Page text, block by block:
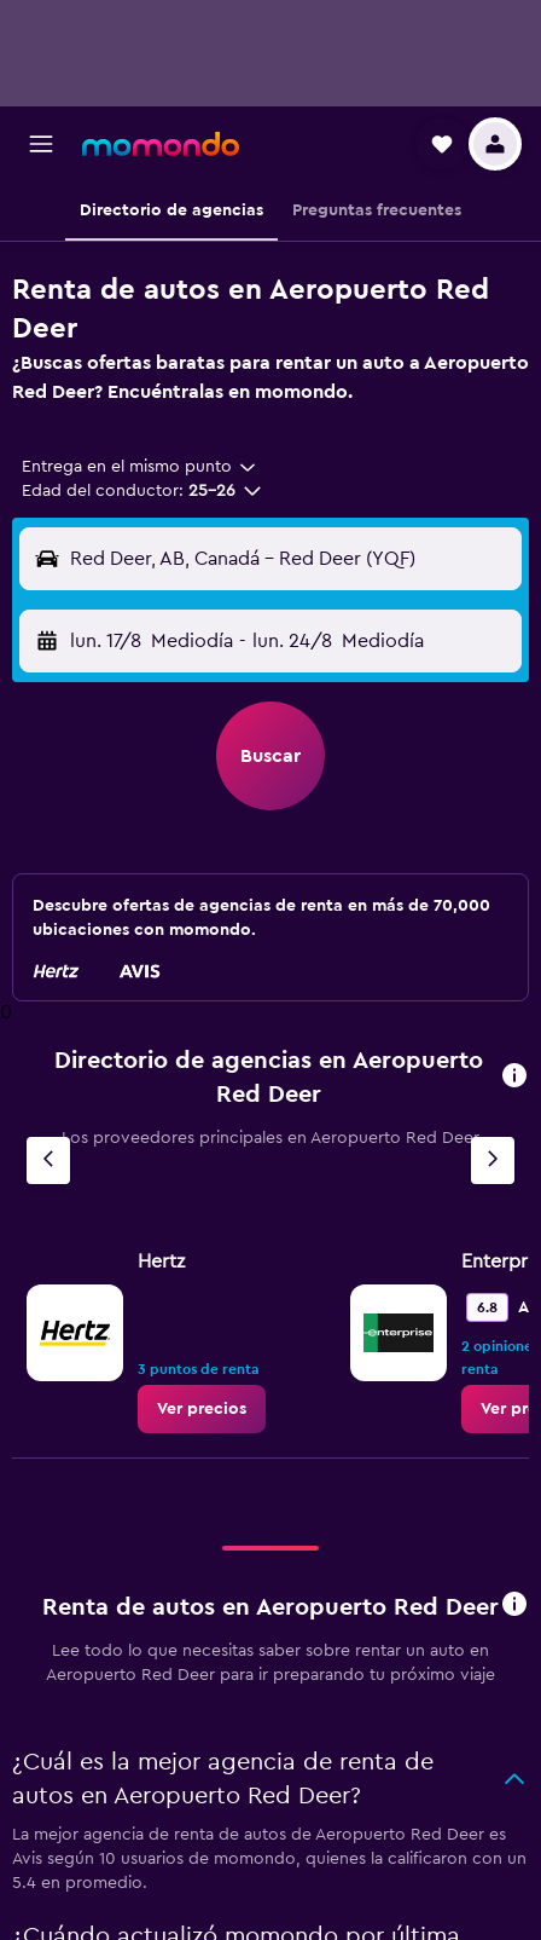
Directorio de agencias Preguntas frecuentes
Renta de autos en Aeropuerto Red
Deer
¿Buscas ofertas baratas para rentar un auto a Aeropuerto
Red Deer? Encuéntralas en momondo.
Entrega en el mismo punto
Edad del conductor: 25-26
Red Deer, AB, Canadá - Red Deer (YQF)
lun. 17/8 Mediodía - lun. 24/8 Mediodía
Buscar
Descubre ofertas de agencias de renta en más de 70,000
ubicaciones con momondo.
0
Directorio de agencias en Aeropuerto
Red Deer
Los proveedores principales en Aeropuerto Red Deer
Hertz
3 puntos de renta
Ver precios
6.8
2 opiniones
renta
Ver
Renta de autos en Aeropuerto Red Deer
Lee todo lo que necesitas saber sobre rentar un auto en
Aeropuerto Red Deer para ir preparando tu próximo viaje
¿Cuál es la mejor agencia de renta de
autos en Aeropuerto Red Deer?
La mejor agencia de renta de autos de Aeropuerto Red Deer es
Avis según 10 usuarios de momondo, quienes la calificaron con un
5.4 en promedio.